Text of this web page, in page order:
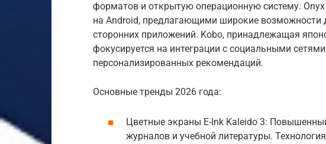
форматов и открытую операционную систему.
на Android, предлагающими широкие возможности
сторонних приложений. Kobo, принадлежащая
фокусируется на интеграции с социальными
персонализированных рекомендаций.
Основные тренды 2026 года:
Цветные экраны E-Ink Kaleido 3:
журналов и учебной литературы.